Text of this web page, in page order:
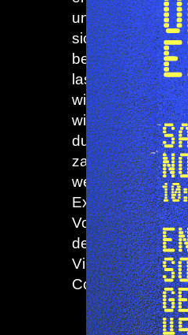
unterschiedlich
sich Computer
bedienen
lassen. Ergänzt
wird das Thema
wie gewohnt
durch
zahlreiche
weitere
Exponate und
Vorträge aus
der Welt des
Vintage
Computing.